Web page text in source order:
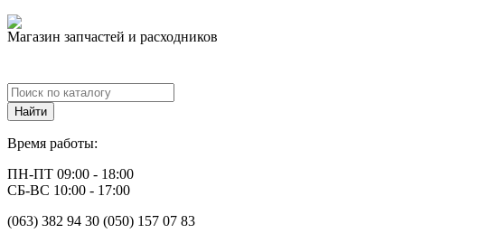
Магазин запчастей и расходников
Время работы:
ПН-ПТ 09:00 - 18:00
СБ-ВС 10:00 - 17:00
(063) 382 94 30 (050) 157 07 83